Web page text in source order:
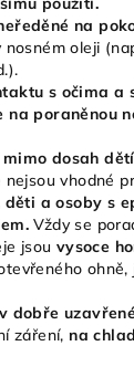
na
oleji
s očima a
na poraněnou
dosah
nejsou vhodné
a osoby s
Vždy se
jsou vysoce
v dobře
záření,na